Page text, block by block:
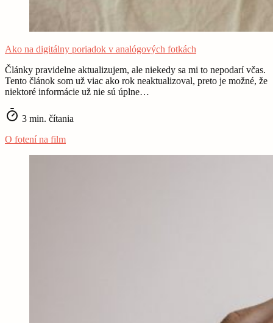
Ako na digitálny poriadok v analógových fotkách
Články pravidelne aktualizujem, ale niekedy sa mi to nepodarí včas.
Tento článok som už viac ako rok neaktualizoval, preto je možné, že
niektoré informácie už nie sú úplne…
3 min. čítania
O fotení na film